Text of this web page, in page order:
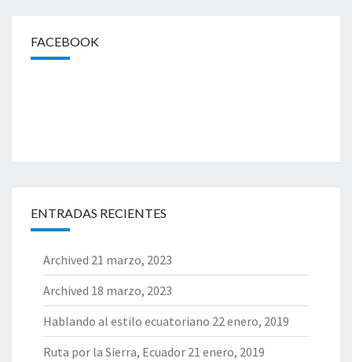
FACEBOOK
ENTRADAS RECIENTES
Archived 21 marzo, 2023
Archived 18 marzo, 2023
Hablando al estilo ecuatoriano 22 enero, 2019
Ruta por la Sierra, Ecuador 21 enero, 2019